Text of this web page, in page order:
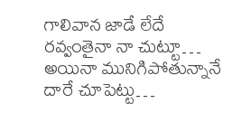
గాలివాన జాడే లేదే
రవ్వంతైనా నా చుట్టూ…
అయినా మునిగిపోతున్నానే
దారే చూపెట్టు…